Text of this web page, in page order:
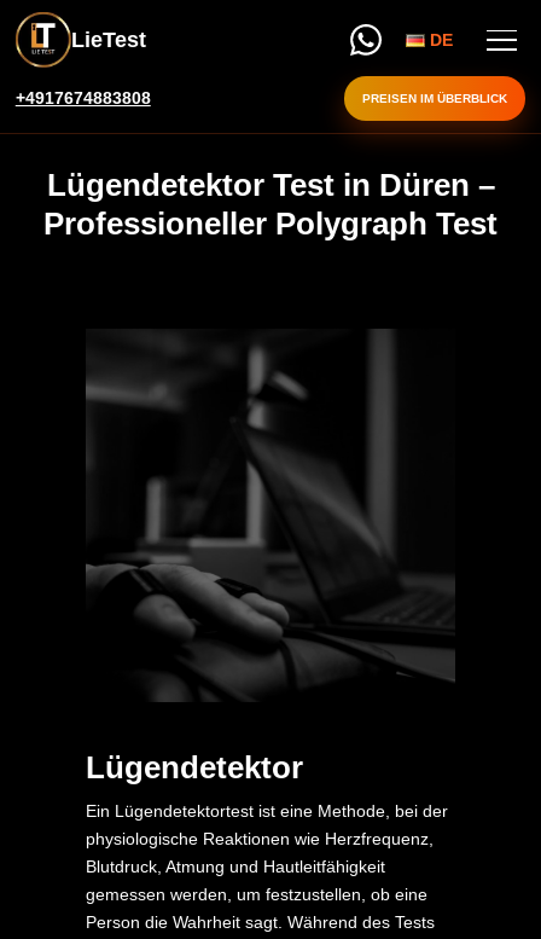
LieTest DE
+4917674883808 PREISEN IM ÜBERBLICK
Lügendetektor Test in Düren –
Professioneller Polygraph Test
Lügendetektor
Ein Lügendetektortest ist eine Methode, bei der
physiologische Reaktionen wie Herzfrequenz,
Blutdruck, Atmung und Hautleitfähigkeit
gemessen werden, um festzustellen, ob eine
Person die Wahrheit sagt. Während des Tests